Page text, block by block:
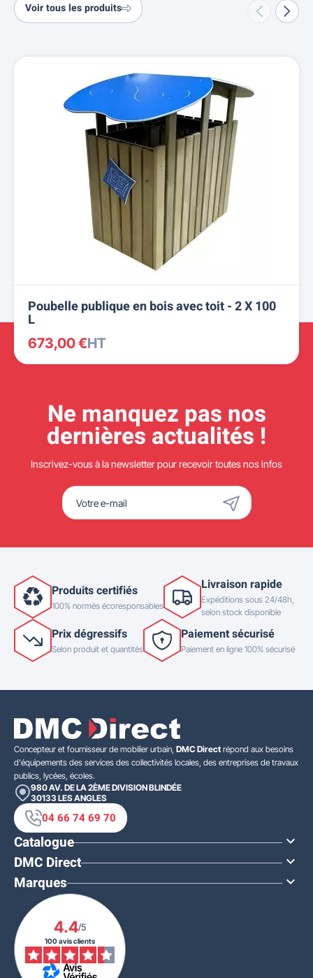
Voir tous les produits
Poubelle publique en bois avec toit - 2 X 100
L
673,00 €HT
Ne manquez pas nos
dernières actualités !
Inscrivez-vous à la newsletter pour recevoir toutes nos infos
Produits certifiés
100% normés écoresponsables
Livraison rapide
Expéditions sous 24/48h,
selon stock disponible
Prix dégressifs
Selon produit et quantités
Paiement sécurisé
Paiement en ligne 100% sécurisé
Concepteur et fournisseur de mobilier urbain, DMC Direct répond aux besoins
d'équipements des services des collectivités locales, des entreprises de travaux
publics, lycées, écoles.
980 AV. DE LA 2ÈME DIVISION BLINDÉE
30133 LES ANGLES
04 66 74 69 70
Catalogue 
DMC Direct 
Marques 
4.4/5
100 avis clients